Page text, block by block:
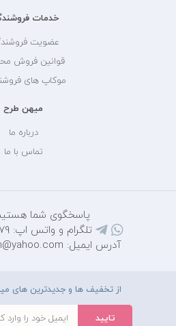
خدمات
عضویت
قوانین فروش
موکاپ های
میهن طرح
درباره ما
تماس با ما
پاسخگوی شما
تلگرام و واتس اپ: 09128509979
آدرس ایمیل: mihantarh@yahoo.com
از تخفیف ها و جدیدترین های